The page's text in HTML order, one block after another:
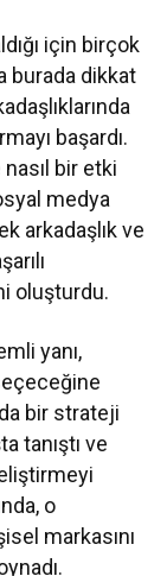
için birçok
burada dikkat
başardı.
bir etki
medya
arkadaşlık ve
oluşturdu.
yanı,
bir strateji
tanıştı ve
o
markasını